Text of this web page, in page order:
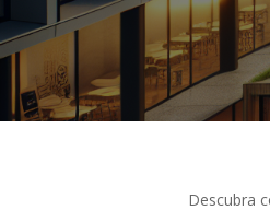
Descubra